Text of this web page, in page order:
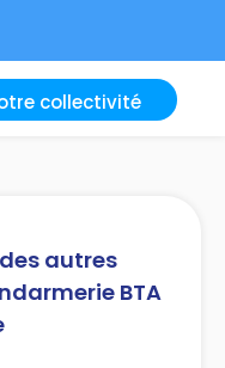
collectivité
autres
BTA